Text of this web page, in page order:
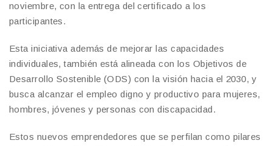
noviembre, con la entrega del certificado a los
participantes.
Esta iniciativa además de mejorar las capacidades
individuales, también está alineada con los Objetivos de
Desarrollo Sostenible (ODS) con la visión hacia el 2030, y
busca alcanzar el empleo digno y productivo para mujeres,
hombres, jóvenes y personas con discapacidad.
Estos nuevos emprendedores que se perfilan como pilares